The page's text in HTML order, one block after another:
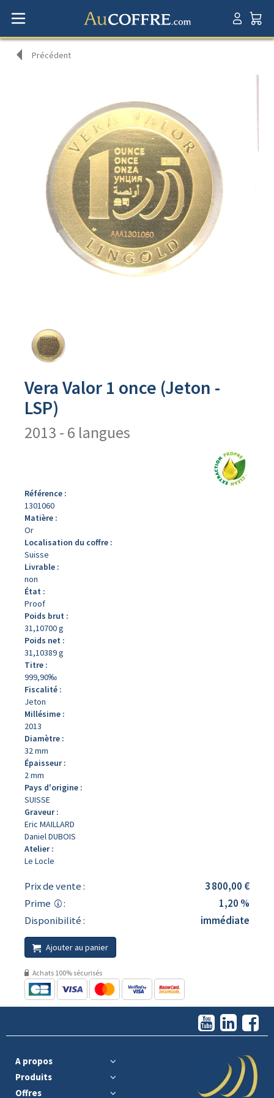
Précédent
produit
Vera Valor 1 once (Jeton -
LSP)
2013 - 6 langues
Référence :
1301060
Matière :
Or
Localisation du coffre :
Suisse
Livrable :
non
État :
Proof
Poids brut :
31,10700 g
Poids net :
31,10389 g
Titre :
999,90‰
Fiscalité :
Jeton
Millésime :
2013
Diamètre :
32 mm
Épaisseur :
2 mm
Pays d'origine :
SUISSE
Graveur :
Eric MAILLARD
Daniel DUBOIS
Atelier :
Le Locle
Prix de vente :
3 800,00 €
Prime
:
1,20 %
Disponibilité :
immédiate
Ajouter au panier
Achats 100% sécurisés
A propos
Produits
Offres